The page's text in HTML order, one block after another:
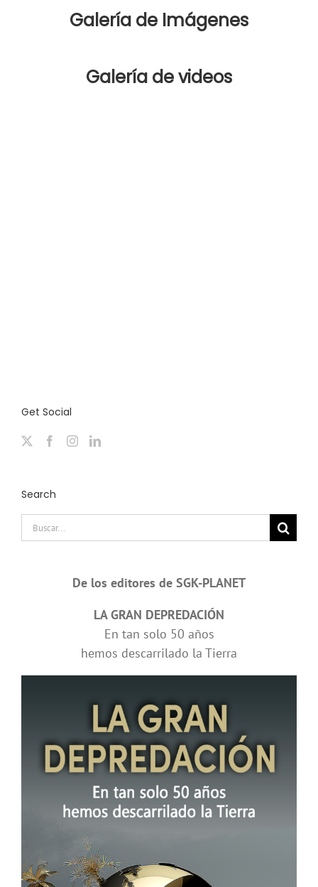
Galería de Imágenes
Galería de videos
Get Social
Search
Buscar:
De los editores de SGK-PLANET
LA GRAN DEPREDACIÓN
En tan solo 50 años
hemos descarrilado la Tierra